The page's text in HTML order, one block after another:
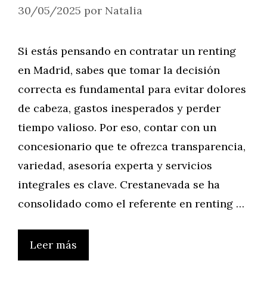
30/05/2025 por Natalia
Si estás pensando en contratar un renting
en Madrid, sabes que tomar la decisión
correcta es fundamental para evitar dolores
de cabeza, gastos inesperados y perder
tiempo valioso. Por eso, contar con un
concesionario que te ofrezca transparencia,
variedad, asesoría experta y servicios
integrales es clave. Crestanevada se ha
consolidado como el referente en renting …
Leer más